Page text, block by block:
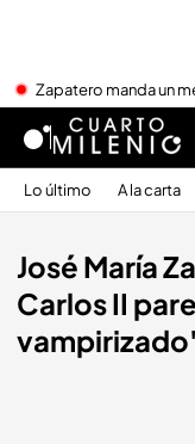
Zapatero manda un
Lo último A la carta
José María
Carlos II